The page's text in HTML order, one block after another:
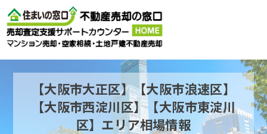
売却お悩み相談室
お電話はこちらから
【大阪市大正区】【大阪市浪速区】
【大阪市西淀川区】【大阪市東淀川
区】エリア相場情報